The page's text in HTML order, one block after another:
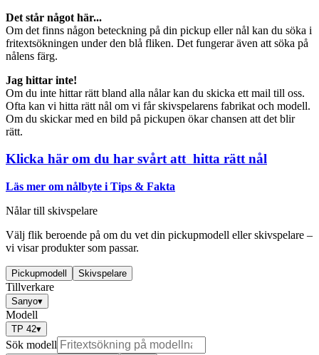
Det står något här...
Om det finns någon beteckning på din pickup eller nål kan du söka i
fritextsökningen under den blå fliken. Det fungerar även att söka på
nålens färg.
Jag hittar inte!
Om du inte hittar rätt bland alla nålar kan du skicka ett mail till oss.
Ofta kan vi hitta rätt nål om vi får skivspelarens fabrikat och modell.
Om du skickar med en bild på pickupen ökar chansen att det blir
rätt.
Klicka här om du har svårt att hitta rätt nål
Läs mer om nålbyte i Tips & Fakta
Nålar till skivspelare
Välj flik beroende på om du vet din pickupmodell eller skivspelare –
vi visar produkter som passar.
Pickupmodell Skivspelare
Tillverkare
Sanyo▾
Modell
TP 42▾
Sök modell